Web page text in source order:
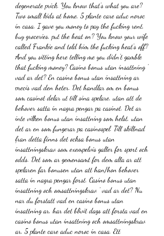
degenerate prick. You know that's what you are?
Two small kids at home, 5 plante care aduc noroc
in casa. I gave you money to pay the fucking rent,
buy groceries, put the heat on? You know your wife
called Frankie and told him the fucking heat's off?
And you sitting here telling me you didn't gamble
that fucking money? Casino bonus utan insattning '
vad ar det? En casino bonus utan insattning ar
precis vad den heter. Det handlar om en bonus
som casinot delar ut till sina spelare, utan att de
behover satta in nagra pengar pa casinot. Det ar
inte vilken bonus utan insattning som helst, utan
det ar en som fungerar pa casinospel. Till skillnad
fran detta finns det ocksa bonus utan
insattningskrav som exempelvis galler for sport och
odds. Det som ar gemensamt for dem alla ar att
spelaren far bonusen utan att han/hon behover
satta in nagra pengar forst. Casino bonus utan
insattning och omsattningskrav ' vad ar det? Nu
nar du forstatt vad en casino bonus utan
insattning ar, har det blivit dags att forsta vad en
casino bonus utan insattning och omsattningskrav
ar, 5 plante care aduc noroc in casa. Ett